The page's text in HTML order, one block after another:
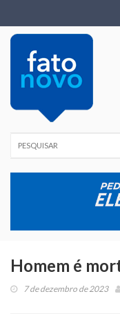
Homem é
7 de dezembro de 2023